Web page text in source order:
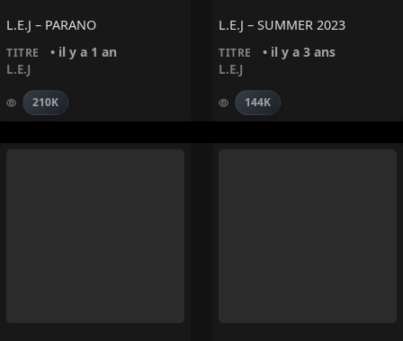
L.E.J – PARANO
TITRE • il y a 1 an
L.E.J
210K
L.E.J – SUMMER 2023
TITRE • il y a 3 ans
L.E.J
144K